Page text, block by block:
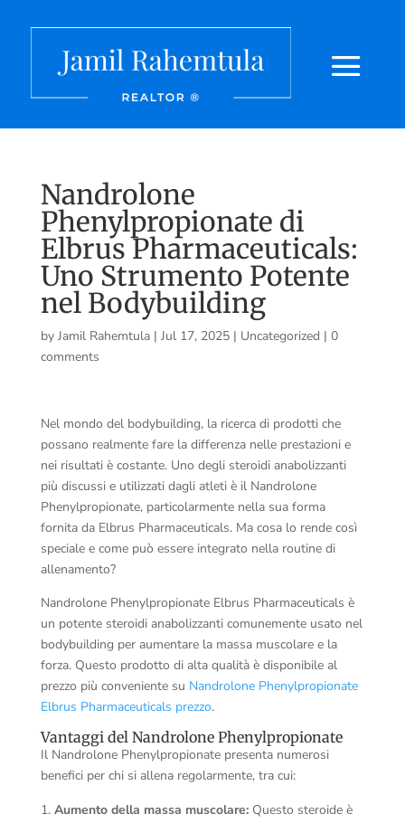
Nandrolone
Phenylpropionate di
Elbrus Pharmaceuticals:
Uno Strumento Potente
nel Bodybuilding
by Jamil Rahemtula| Jul 17, 2025| Uncategorized | 0
comments
Nel mondo del bodybuilding, la ricerca di prodotti che
possano realmente fare la differenza nelle prestazioni e
nei risultati è costante. Uno degli steroidi anabolizzanti
più discussi e utilizzati dagli atleti è il Nandrolone
Phenylpropionate, particolarmente nella sua forma
fornita da Elbrus Pharmaceuticals. Ma cosa lo rende così
speciale e come può essere integrato nella routine di
allenamento?
Nandrolone Phenylpropionate Elbrus Pharmaceuticals è
un potente steroidi anabolizzanti comunemente usato nel
bodybuilding per aumentare la massa muscolare e la
forza. Questo prodotto di alta qualità è disponibile al
prezzo più conveniente su Nandrolone Phenylpropionate
Elbrus Pharmaceuticals prezzo.
Vantaggi del Nandrolone Phenylpropionate
Il Nandrolone Phenylpropionate presenta numerosi
benefici per chi si allena regolarmente, tra cui:
Aumento della massa muscolare:Questo steroide è